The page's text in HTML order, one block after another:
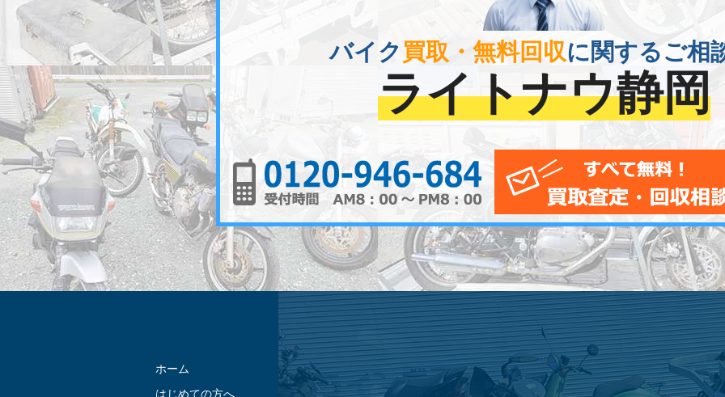
バイク 買取・無料回収に関するご相
ライトナウ静岡
0120-956-684
ホーム
はじめての方へ